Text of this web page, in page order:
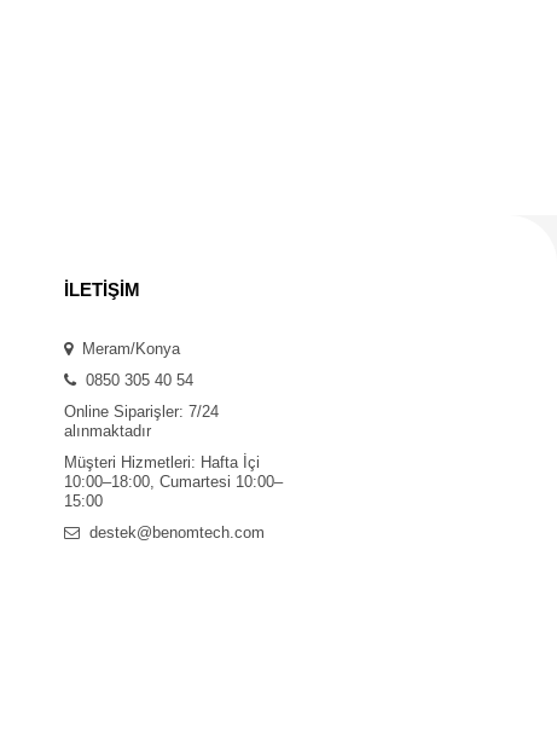
İLETİŞİM
Meram/Konya
0850 305 40 54
Online Siparişler: 7/24
alınmaktadır
Müşteri Hizmetleri: Hafta İçi
10:00–18:00, Cumartesi 10:00–
15:00
destek@benomtech.com